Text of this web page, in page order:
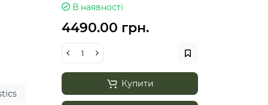
В наявності
4490.00 грн.
Купити